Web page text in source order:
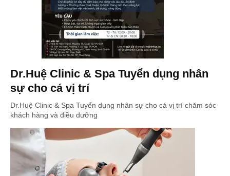
Dr.Huệ Clinic & Spa Tuyển dụng nhân
sự cho cá vị trí
Dr.Huệ Clinic & Spa Tuyển dụng nhân sự cho cá vị trí chăm sóc
khách hàng và điều dưỡng